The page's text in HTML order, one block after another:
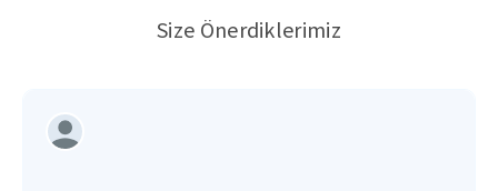
Size Önerdiklerimiz